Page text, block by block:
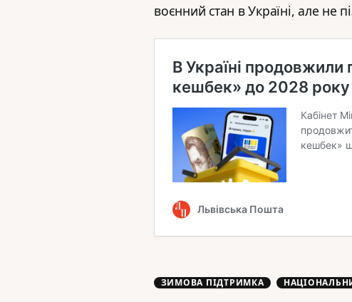
воєнний стан в Україні, але не
ЗИМОВА ПІДТРИМКА